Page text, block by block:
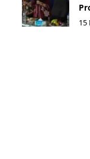
15